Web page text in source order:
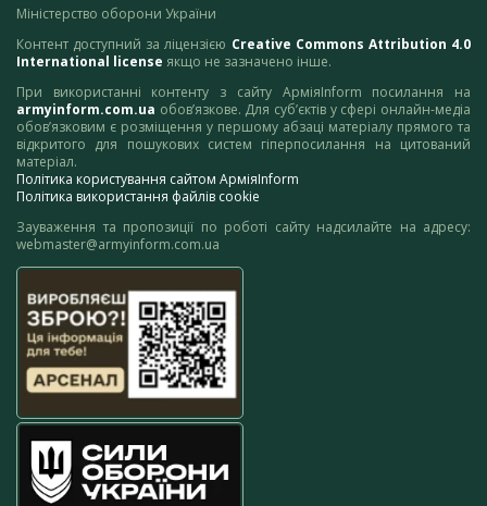
Міністерство оборони України
Контент доступний за ліцензією Creative Commons Attribution 4.0
International license якщо не зазначено інше.
При використанні контенту з сайту АрміяInform посилання на
armyinform.com.ua обов’язкове. Для суб’єктів у сфері онлайн-медіа
обов’язковим є розміщення у першому абзаці матеріалу прямого та
відкритого для пошукових систем гіперпосилання на цитований
матеріал.
Політика користування сайтом АрміяInform
Політика використання файлів cookie
Зауваження та пропозиції по роботі сайту надсилайте на адресу:
webmaster@armyinform.com.ua